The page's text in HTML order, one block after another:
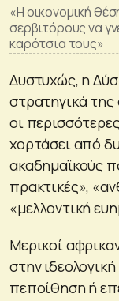
«Η οικονομική
σερβιτόρους να
καρότσια τους»
Δυστυχώς, η
στρατηγικά
οι
χορτάσει από
ακαδημαϊκούς
πρακτικές»,
«μελλοντική
Μερικοί
στην
πεποίθηση ή